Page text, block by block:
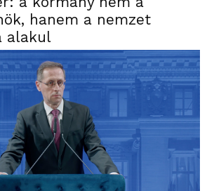
hanem a nemzet
alakul